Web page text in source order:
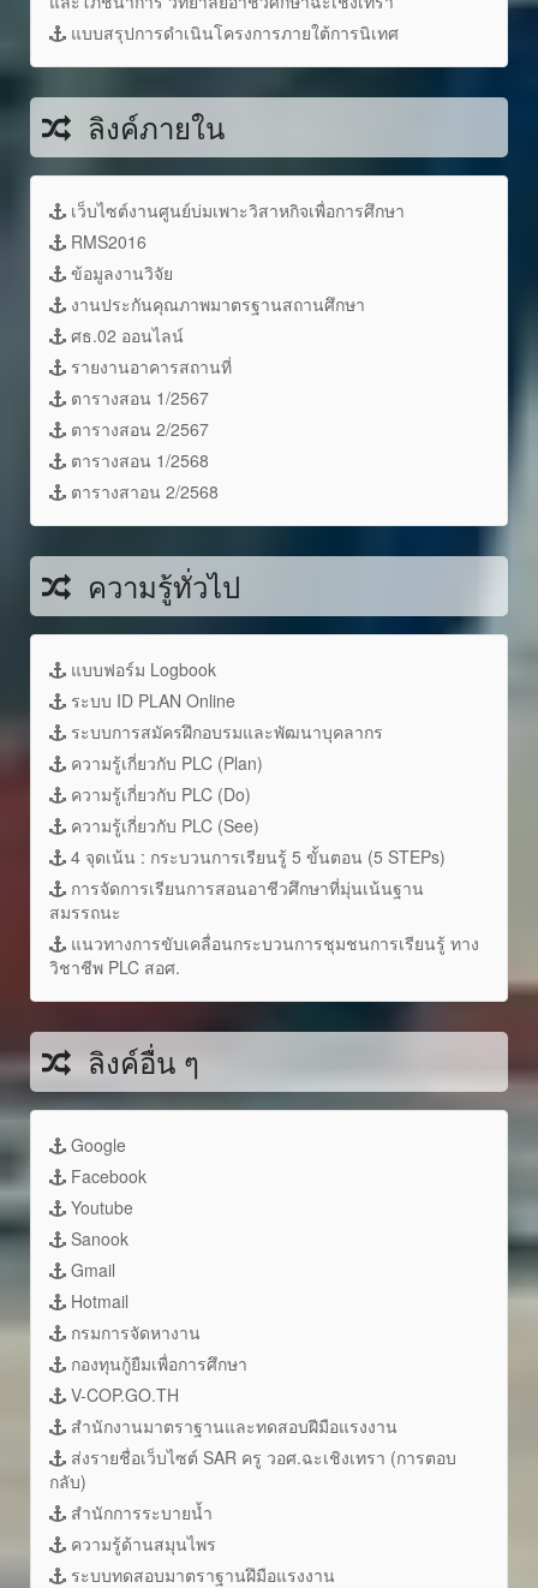
แบบสรุปการดำเนินโครงการภายใต้การนิเทศ
ลิงค์ภายใน
เว็บไซต์งานศูนย์บ่มเพาะวิสาหกิจเพื่อการศึกษา
RMS2016
ข้อมูลงานวิจัย
งานประกันคุณภาพมาตรฐานสถานศึกษา
ศธ.02 ออนไลน์
รายงานอาคารสถานที่
ตารางสอน 1/2567
ตารางสอน 2/2567
ตารางสอน 1/2568
ตารางสาอน 2/2568
ความรู้ทั่วไป
แบบฟอร์ม Logbook
ระบบ ID PLAN Online
ระบบการสมัครฝึกอบรมและพัฒนาบุคลากร
ความรู้เกี่ยวกับ PLC (Plan)
ความรู้เกี่ยวกับ PLC (Do)
ความรู้เกี่ยวกับ PLC (See)
4 จุดเน้น : กระบวนการเรียนรู้ 5 ขั้นตอน (5 STEPs)
การจัดการเรียนการสอนอาชีวศึกษาที่มุ่นเน้นฐาน
สมรรถนะ
แนวทางการขับเคลื่อนกระบวนการชุมชนการเรียนรู้ ทาง
วิชาชีพ PLC สอศ.
ลิงค์อื่น ๆ
Google
Facebook
Youtube
Sanook
Gmail
Hotmail
กรมการจัดหางาน
กองทุนกู้ยืมเพื่อการศึกษา
V-COP.GO.TH
สำนักงานมาตราฐานและทดสอบฝีมือแรงงาน
ส่งรายชื่อเว็บไซต์ SAR ครู วอศ.ฉะเชิงเทรา (การตอบ
กลับ)
สำนักการระบายน้ำ
ความรู้ด้านสมุนไพร
ระบบทดสอบมาตราฐานฝึมือแรงงาน